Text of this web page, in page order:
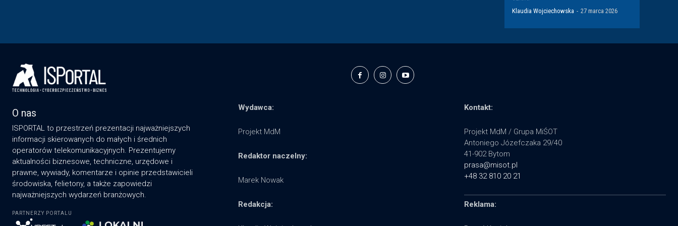
Klaudia Wojciechowska - 27 marca 2026
O nas
ISPORTAL to przestrzeń prezentacji najważniejszych
informacji skierowanych do małych i średnich
operatorów telekomunikacyjnych. Prezentujemy
aktualności biznesowe, techniczne, urzędowe i
prawne, wywiady, komentarze i opinie przedstawicieli
środowiska, felietony, a także zapowiedzi
najważniejszych wydarzeń branżowych.
PARTNERZY PORTALU
Wydawca:
Projekt MdM
Redaktor naczelny:
Marek Nowak
Redakcja:
Kontakt:
Projekt MdM / Grupa MiŚOT
Antoniego Józefczaka 29/40
41-902 Bytom
prasa@misot.pl
+48 32 810 20 21
Reklama: